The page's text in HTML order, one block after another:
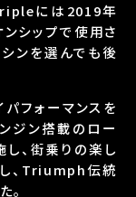
には2019年
シップで使用さ
ンを選んでも後
フォーマンスを
ジン搭載のロー
、街乗りの楽し
、Triumph伝統
。